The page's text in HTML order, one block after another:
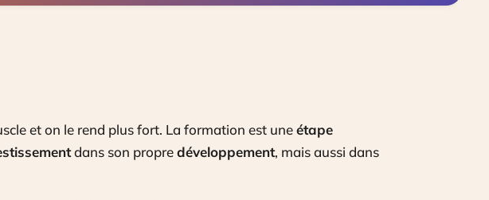
et on le rend plus fort. La formation est uneétape
dans son propredéveloppement, mais aussi dans